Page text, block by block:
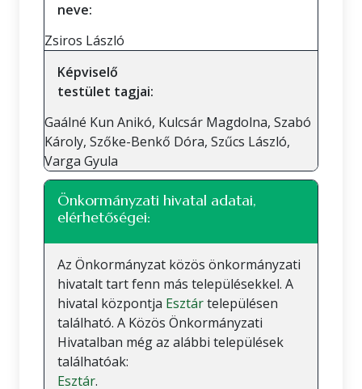
neve:
Zsiros László
Képviselő
testület tagjai:
Gaálné Kun Anikó, Kulcsár Magdolna, Szabó
Károly, Szőke-Benkő Dóra, Szűcs László,
Varga Gyula
Önkormányzati hivatal adatai,
elérhetőségei:
Az Önkormányzat közös önkormányzati
hivatalt tart fenn más településekkel. A
hivatal központja Esztártelepülésen
található. A Közös Önkormányzati
Hivatalban még az alábbi települések
találhatóak:
Esztár.